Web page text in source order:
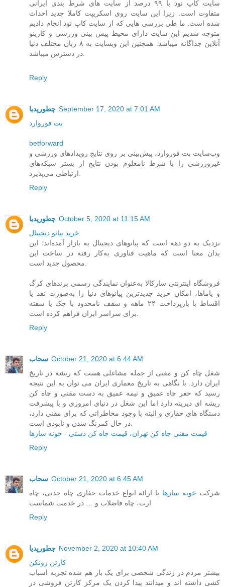
سایت کاپ نود با ۹۹ درصد از سایت های شرط بندی ایرانی
متفاوت است. زیرا این سایت روی اسکریپت کاملا جدید احداث
شده است. ما طی بررسی هایی که از سایت کاپ نود انجام دادیم
متوجه شدیم این سایت دارای محیط پیش بینی ورزشی و کازینو
آنلاین جداگانه میباشد. همچنین این وبسایت به ۸ زبان مختلف دنیا
Reply
چطورپدیا September 17, 2020 at 7:01 AM
بت فوروارد
betforward
وب‌سایت بت فوروارد، پیش‌بینی‌ بر روی نتایج رویدادهای ورزشی و
غیرورزشی را با شرط نامعلوم بودن نتایج از بستر شبکه‌های
Reply
چطورپدیا October 5, 2020 at 11:15 AM
خرید پیانو دیجیتال
نزدیک به دو دهه است که پیانوهای دیجیتال به بازار آمده‌اند؛ این
بدان معنا است که ماهیت فناوری به‌کار رفته در ساخت این
فروشگاه اینترنتی سازکالا به‌عنوان نمایندگی رسمی برندهای کرگ
و یاماها، امکان خرید جدیدترین پیانوهای دنیا را به‌صورت نقد یا
اقساط با بازپرداخت ۲۴ ماهه و سقف نامحدود با چک یا سفته
Reply
سحاب October 21, 2020 at 6:44 AM
شغل چاه کن و مقنی از جمله مشاغلی هست که ریشه در تاریخ
ایران دارد. با نگاهی به تاریخ معماری ایران می توان به این نتیجه
رسید که حفر چاه عمیق و نیمه عمیق به دست مقنی و چاه کن
ریشه ای دیرینه دارد اما این شغل در دنیای امروزی و با پیشرفت
دستگاه های حفاری و البته با وجود مخاطراتی که برای مقنی دارد،
قیمت مقنی چاه کن تهران، قیمت چاه کن دستی - خونه سازها
Reply
سحاب October 21, 2020 at 6:45 AM
شرکت خونه سازها با ارائه انواع خدمات حفاری چاه جذبی، چاه
ارت، چاه فاضلاب و … در خدمت شماست
Reply
چطورپدیا November 2, 2020 at 10:40 AM
کارتن زونکن
بیشتر مردم در زندگی شخصی برای یک بار هم شده تجربه اسباب
کشی داشته اند و میدانند پیدا کردن یک مرکز کارتن فروشی در